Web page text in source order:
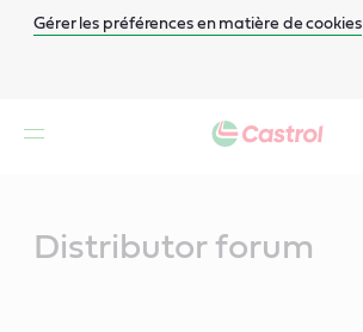
Gérer les préférences en matière de cookies
Distributor forum